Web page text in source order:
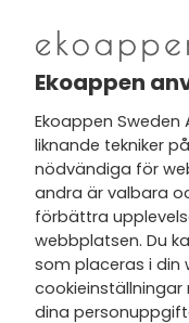
Jag
av
Ekoappen
Ekoappen Sweden
liknande tekniker
nödvändiga för
andra är valbara
förbättra
webbplatsen. Du
som placeras i din
cookieinställningar
dina